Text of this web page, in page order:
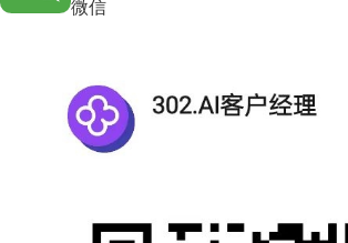
微信